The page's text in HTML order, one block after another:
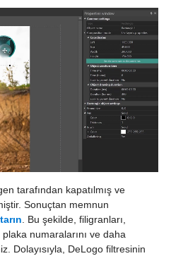
tarafından kapatılmış ve
Sonuçtan memnun
. Bu şekilde, filigranları,
numaralarını ve daha
Dolayısıyla, DeLogo filtresinin